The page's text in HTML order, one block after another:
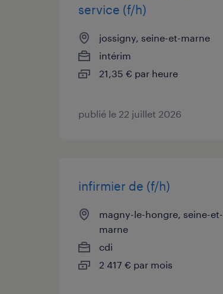
service (f/h)
jossigny, seine-et-marne
intérim
21,35 € par heure
publié le 22 juillet 2026
infirmier de (f/h)
magny-le-hongre, seine-et-
marne
cdi
2 417 € par mois